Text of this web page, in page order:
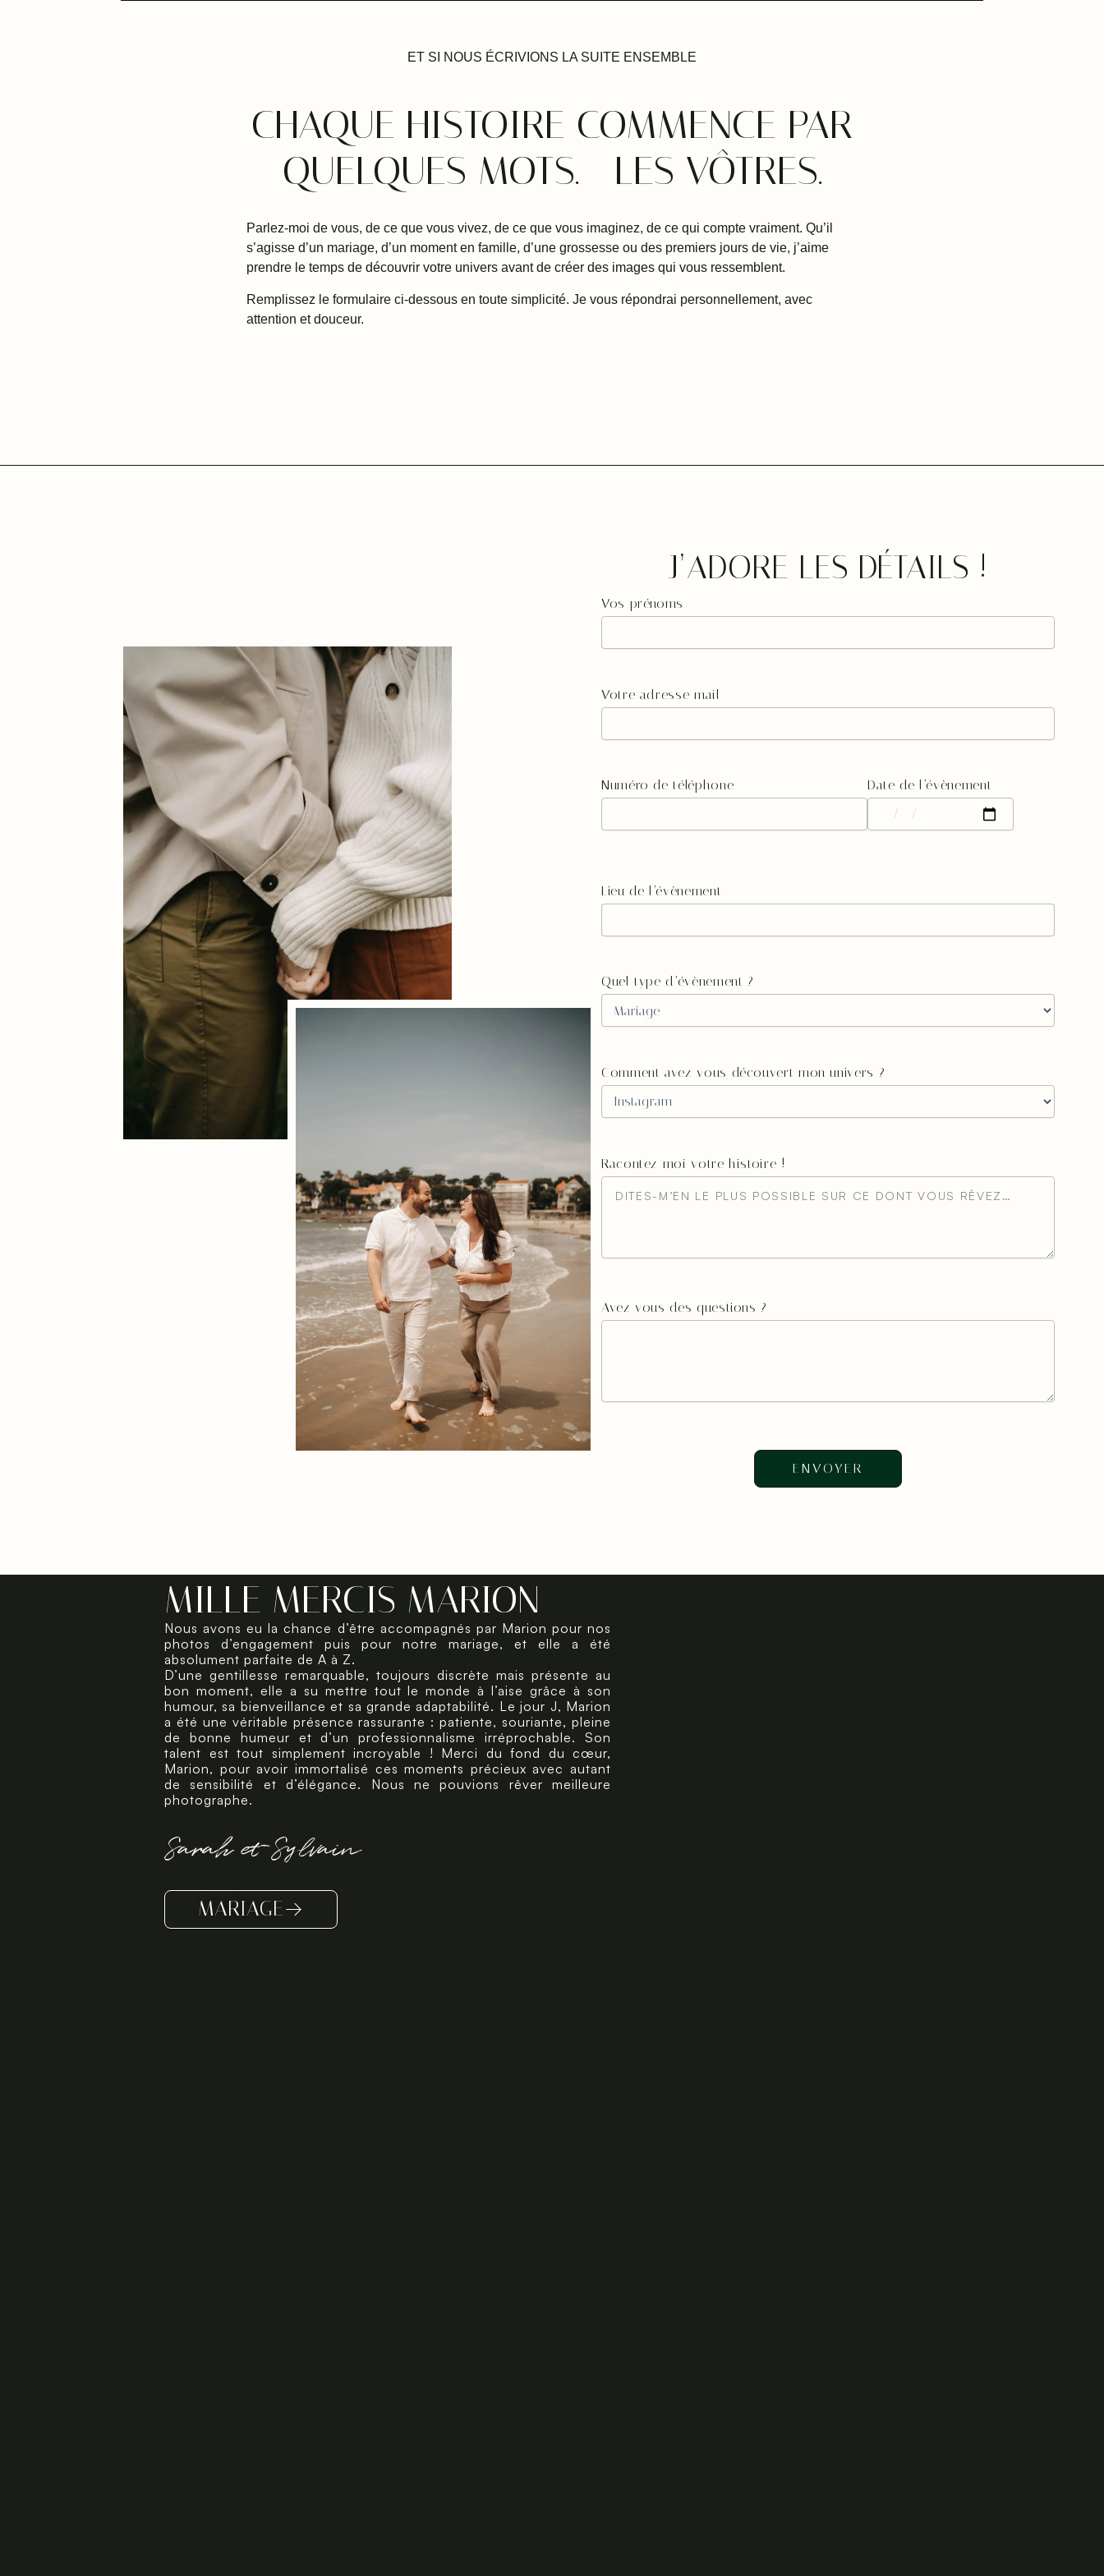
ET SI NOUS ÉCRIVIONS LA SUITE ENSEMBLE
CHAQUE HISTOIRE COMMENCE PAR
QUELQUES MOTS. LES VÔTRES.
Parlez-moi de vous, de ce que vous vivez, de ce que vous imaginez, de ce qui compte vraiment. Qu’il
s’agisse d’un mariage, d’un moment en famille, d’une grossesse ou des premiers jours de vie, j’aime
prendre le temps de découvrir votre univers avant de créer des images qui vous ressemblent.
Remplissez le formulaire ci-dessous en toute simplicité. Je vous répondrai personnellement, avec
attention et douceur.
J’ADORE LES DÉTAILS !
Vos prénoms
Votre adresse mail
Numéro de téléphone Date de l’évènement
Lieu de l’évènement
Quel type d’évènement ?
Comment avez-vous découvert mon univers ?
Racontez-moi votre histoire !
Avez-vous des questions ?
MILLE MERCIS MARION
Nous avons eu la chance d’être accompagnés par Marion pour nos
photos d’engagement puis pour notre mariage, et elle a été
absolument parfaite de A à Z.
D’une gentillesse remarquable, toujours discrète mais présente au
bon moment, elle a su mettre tout le monde à l’aise grâce à son
humour, sa bienveillance et sa grande adaptabilité. Le jour J, Marion
a été une véritable présence rassurante : patiente, souriante, pleine
de bonne humeur et d’un professionnalisme irréprochable. Son
talent est tout simplement incroyable ! Merci du fond du cœur,
Marion, pour avoir immortalisé ces moments précieux avec autant
de sensibilité et d’élégance. Nous ne pouvions rêver meilleure
photographe.
Sarah et Sylvain
MARIAGE